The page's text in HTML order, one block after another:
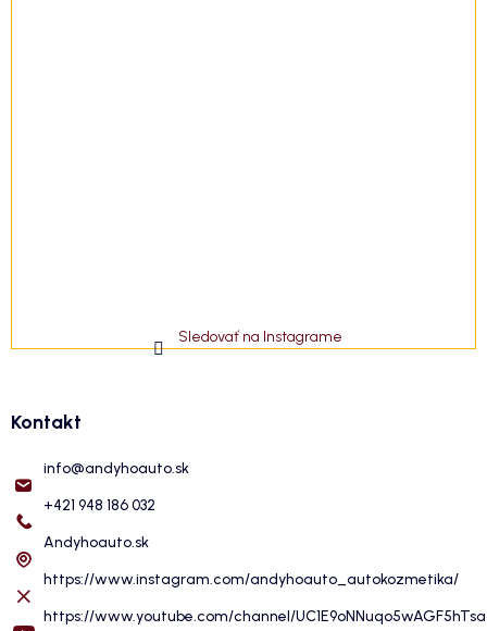
Sledovať na Instagrame
Kontakt
info@andyhoauto.sk
+421 948 186 032
Andyhoauto.sk
https://www.instagram.com/andyhoauto_autokozmetika/
https://www.youtube.com/channel/